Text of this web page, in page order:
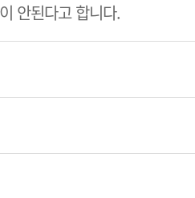
안된다고 합니다.